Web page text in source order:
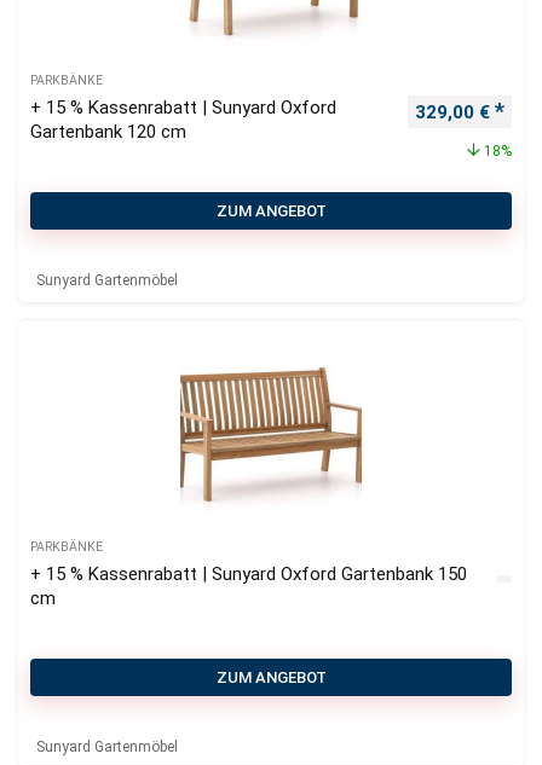
PARKBÄNKE
+ 15 % Kassenrabatt | Sunyard Oxford
Gartenbank 120 cm
329,00 €
18%
ZUM ANGEBOT
Sunyard Gartenmöbel
PARKBÄNKE
+ 15 % Kassenrabatt | Sunyard Oxford Gartenbank 150
cm
ZUM ANGEBOT
Sunyard Gartenmöbel